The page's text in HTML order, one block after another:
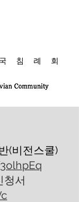
침 례 회
(비전스쿨)
청서